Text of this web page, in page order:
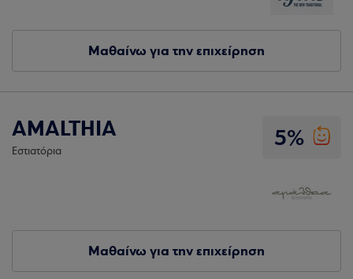
Μαθαίνω για την επιχείρηση
5%
AMALTHIA
Εστιατόρια
Μαθαίνω για την επιχείρηση